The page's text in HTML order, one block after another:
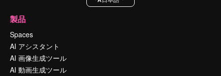
製品
Spaces
AI アシスタント
AI 画像生成ツール
AI 動画生成ツール